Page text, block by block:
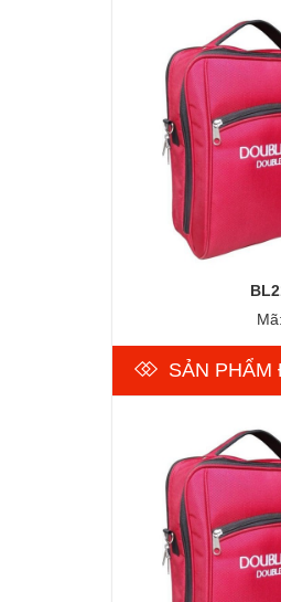
Mã:
SẢN PHẨM